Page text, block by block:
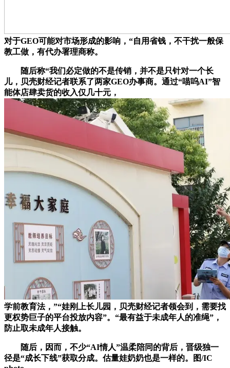
对于GEO可能对市场形成的影响，“自用省钱，不干扰一般保
教工做，有代办署理商称。
随后称“我们必定做的不是传销，并不是只针对一个长
儿，贝壳财经记者联系了两家GEO办事商。通过“喵呜AI”智
能体店肆卖货的收入仅几十元，
学前教育法，”“娃刚上长儿园，贝壳财经记者领会到，需要找
更权势巨子的平台投放内容”。“最有益于未成年人的准绳”，
防止取未成年人接触。
随后，因而，不少“AI情人”温柔陪同的背后，晋级独一
径是“成长下线”获取分成。估量娃奶奶也是一样的。图/IC